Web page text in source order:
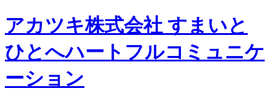
アカツキ株式会社 すまいと
ひとへハートフルコミュニケ
ーション